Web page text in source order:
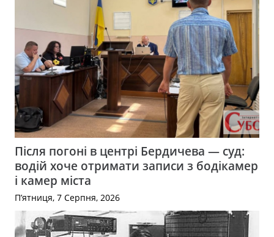
Після погоні в центрі Бердичева — суд:
водій хоче отримати записи з бодікамер
і камер міста
П’ятниця, 7 Серпня, 2026